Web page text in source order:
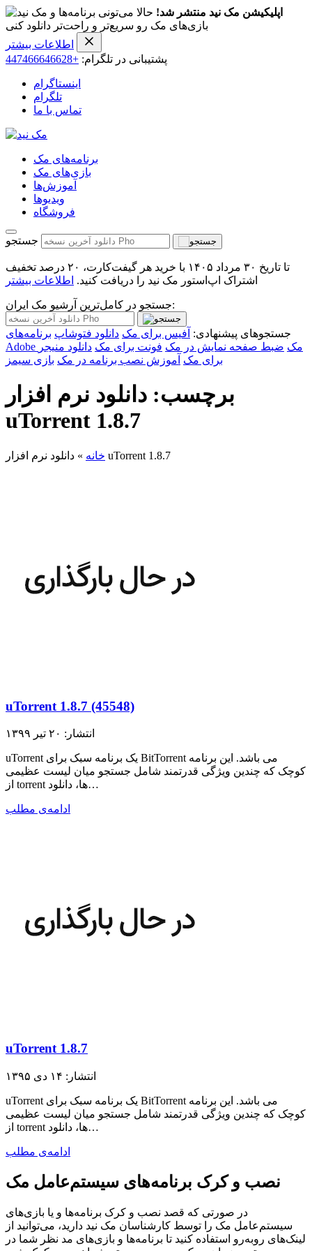
اپلیکیشن مک نید منتشر شد! حالا می‌تونی برنامه‌ها و
بازی‌های مک رو سریع‌تر و راحت‌تر دانلود کنی
اطلاعات بیشتر
پشتیبانی در تلگرام: +447466646628
اینستاگرام
تلگرام
تماس با ما
برنامه‌های مک
بازی‌های مک
آموزش‌ها
ویدیو‌ها
فروشگاه
جستجو
تا تاریخ ۳۰ مرداد ۱۴۰۵ با خرید هر گیفت‌کارت، ۲۰ درصد تخفیف
اشتراک اپ‌استور مک نید را دریافت کنید. اطلاعات بیشتر
جستجو در کامل‌ترین آرشیو مک ایران:
جستجوهای پیشنهادی: آفیس برای مک دانلود فتوشاپ برنامه‌های
Adobe مک ضبط صفحه نمایش در مک فونت برای مک دانلود منیجر
برای مک آموزش نصب برنامه در مک بازی سیمز
برچسب: دانلود نرم افزار
uTorrent 1.8.7
خانه » دانلود نرم افزار uTorrent 1.8.7
uTorrent 1.8.7 (45548)
انتشار: ۲۰ تیر ۱۳۹۹
uTorrent یک برنامه سبک برای BitTorrent می باشد. این برنامه
کوچک که چندین ویژگی قدرتمند شامل جستجو میان لیست عظیمی
از torrent ها، دانلود…
ادامه‌ی مطلب
uTorrent 1.8.7
انتشار: ۱۴ دی ۱۳۹۵
uTorrent یک برنامه سبک برای BitTorrent می باشد. این برنامه
کوچک که چندین ویژگی قدرتمند شامل جستجو میان لیست عظیمی
از torrent ها، دانلود…
ادامه‌ی مطلب
نصب و کرک برنامه‌های سیستم‌عامل مک
در صورتی که قصد نصب و کرک برنامه‌ها و یا بازی‌های
سیستم‌عامل مک را توسط کارشناسان مک نید دارید، می‌توانید از
لینک‌های رو‌به‌رو استفاده کنید تا برنامه‌ها و بازی‌های مد نظر شما در